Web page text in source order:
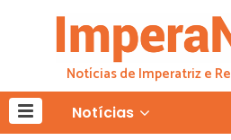
Notícias de Imperatriz e
Notícias